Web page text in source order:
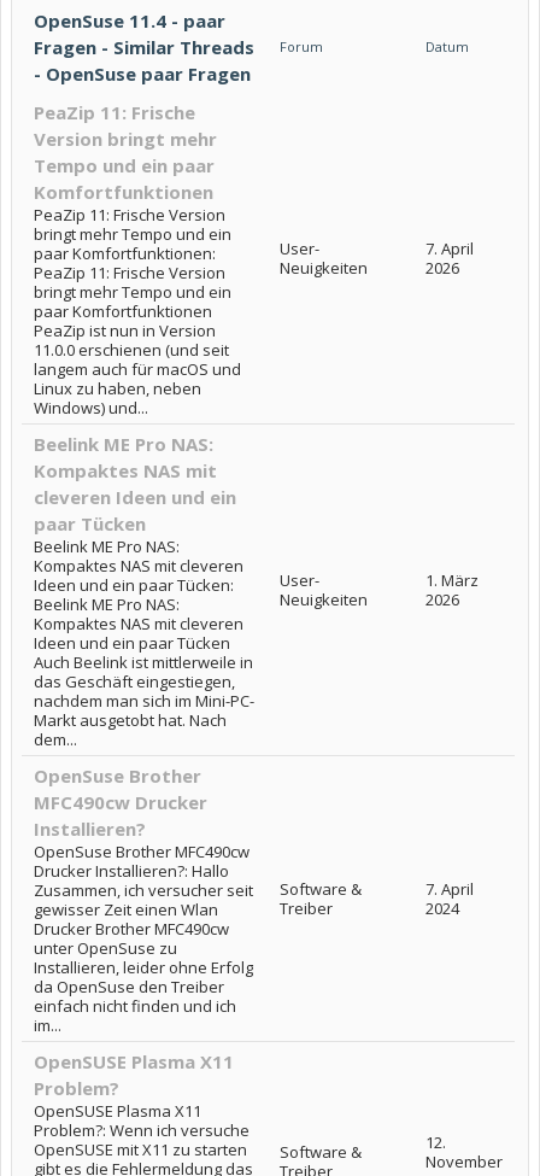
OpenSuse 11.4 - paar
Fragen - Similar Threads
- OpenSuse paar Fragen
Forum Datum
PeaZip 11: Frische
Version bringt mehr
Tempo und ein paar
Komfortfunktionen
PeaZip 11: Frische Version
bringt mehr Tempo und ein
paar Komfortfunktionen:
PeaZip 11: Frische Version
bringt mehr Tempo und ein
paar Komfortfunktionen
PeaZip ist nun in Version
11.0.0 erschienen (und seit
langem auch für macOS und
Linux zu haben, neben
Windows) und...
User-
Neuigkeiten
7. April
2026
Beelink ME Pro NAS:
Kompaktes NAS mit
cleveren Ideen und ein
paar Tücken
Beelink ME Pro NAS:
Kompaktes NAS mit cleveren
Ideen und ein paar Tücken:
Beelink ME Pro NAS:
Kompaktes NAS mit cleveren
Ideen und ein paar Tücken
Auch Beelink ist mittlerweile in
das Geschäft eingestiegen,
nachdem man sich im Mini-PC-
Markt ausgetobt hat. Nach
dem...
User-
Neuigkeiten
1. März
2026
OpenSuse Brother
MFC490cw Drucker
Installieren?
OpenSuse Brother MFC490cw
Drucker Installieren?: Hallo
Zusammen, ich versucher seit
gewisser Zeit einen Wlan
Drucker Brother MFC490cw
unter OpenSuse zu
Installieren, leider ohne Erfolg
da OpenSuse den Treiber
einfach nicht finden und ich
im...
Software &
Treiber
7. April
2024
OpenSUSE Plasma X11
Problem?
OpenSUSE Plasma X11
Problem?: Wenn ich versuche
OpenSUSE mit X11 zu starten
gibt es die Fehlermeldung das
Software &
Treiber
12.
November